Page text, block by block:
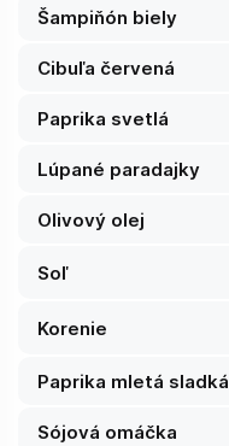
Šampiňón biely
Cibuľa červená
Paprika svetlá
Lúpané paradajky
Olivový olej
Soľ
Korenie
Paprika mletá sladká
Sójová omáčka